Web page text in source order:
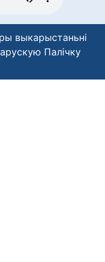
выкарыстаньні
Палічку